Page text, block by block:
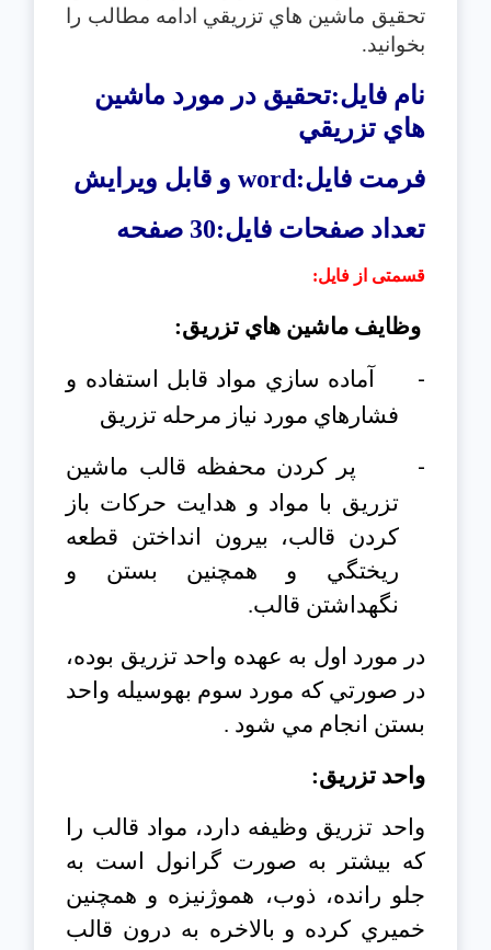
تحقیق ماشين هاي تزريقي ادامه مطالب را
بخوانید.
نام فایل:تحقیق در مورد ماشين
هاي تزريقي
فرمت فایل:word و قابل ویرایش
تعداد صفحات فایل:30 صفحه
قسمتی از فایل:
وظايف ماشين هاي تزريق:
-
آماده سازي مواد قابل استفاده و
فشارهاي مورد نياز مرحله تزريق
-
پر كردن محفظه قالب ماشين
تزريق با مواد و هدايت حركات باز
كردن قالب، بيرون انداختن قطعه
ريختگي و همچنين بستن و
نگهداشتن قالب.
در مورد اول به عهده واحد تزريق بوده،
در صورتي كه مورد سوم بهوسيله واحد
بستن انجام مي شود .
واحد تزريق:
واحد تزريق وظيفه دارد، مواد قالب را
كه بيشتر به صورت گرانول است به
جلو رانده، ذوب، هموژنيزه و همچنين
خميري كرده و بالاخره به درون قالب